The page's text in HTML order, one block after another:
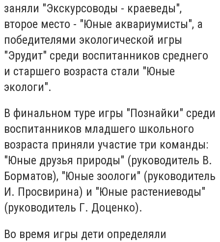
заняли "Экскурсоводы - краеведы",
второе место - "Юные аквариумисты", а
победителями экологической игры
"Эрудит" среди воспитанников среднего
и старшего возраста стали "Юные
экологи".
В финальном туре игры "Познайки" среди
воспитанников младшего школьного
возраста приняли участие три команды:
"Юные друзья природы" (руководитель В.
Борматов), "Юные зоологи" (руководитель
И. Просвирина) и "Юные растениеводы"
(руководитель Г. Доценко).
Во время игры дети определяли